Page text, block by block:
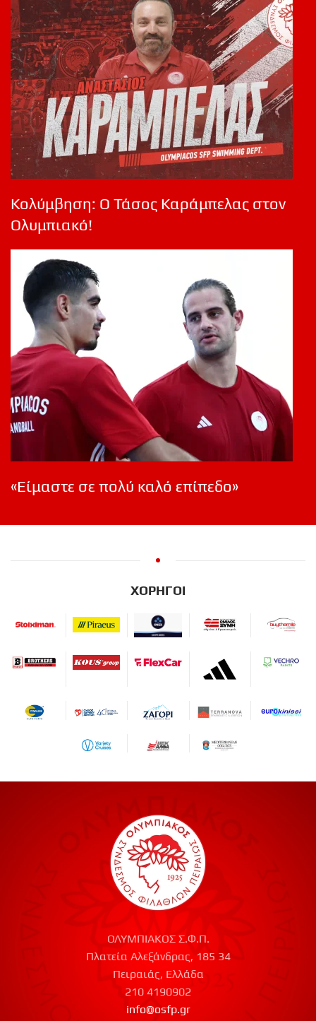
Κολύμβηση: Ο Τάσος Καράμπελας στον
Ολυμπιακό!
«Είμαστε σε πολύ καλό επίπεδο»
ΧΟΡΗΓΟΙ
ΟΛΥΜΠΙΑΚΟΣ Σ.Φ.Π.
Πλατεία Αλεξάνδρας, 185 34
Πειραιάς, Ελλάδα
210 4190902
info@osfp.gr